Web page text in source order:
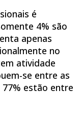
é
4% são
apenas
no
atividade
se entre as
estão entre